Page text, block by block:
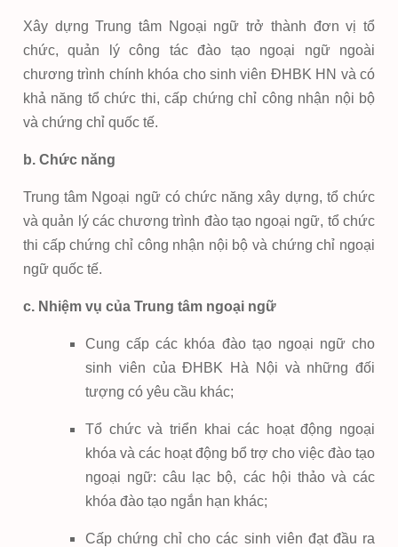
Xây dựng Trung tâm Ngoại ngữ trở thành đơn vị tổ
chức, quản lý công tác đào tạo ngoại ngữ ngoài
chương trình chính khóa cho sinh viên ĐHBK HN và có
khả năng tổ chức thi, cấp chứng chỉ công nhận nội bộ
và chứng chỉ quốc tế.
b. Chức năng
Trung tâm Ngoại ngữ có chức năng xây dựng, tổ chức
và quản lý các chương trình đào tạo ngoại ngữ, tổ chức
thi cấp chứng chỉ công nhận nội bộ và chứng chỉ ngoại
ngữ quốc tế.
c. Nhiệm vụ của Trung tâm ngoại ngữ
Cung cấp các khóa đào tạo ngoại ngữ cho
sinh viên của ĐHBK Hà Nội và những đối
tượng có yêu cầu khác;
Tổ chức và triển khai các hoạt động ngoại
khóa và các hoạt động bổ trợ cho việc đào tạo
ngoại ngữ: câu lạc bộ, các hội thảo và các
khóa đào tạo ngắn hạn khác;
Cấp chứng chỉ cho các sinh viên đạt đầu ra